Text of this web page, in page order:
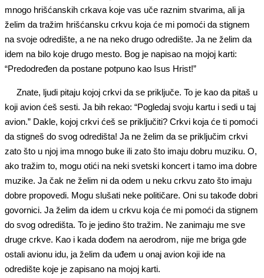
mnogo hrišćanskih crkava koje vas uče raznim stvarima, ali ja
želim da tražim hrišćansku crkvu koja će mi pomoći da stignem
na svoje odredište, a ne na neko drugo odredište. Ja ne želim da
idem na bilo koje drugo mesto. Bog je napisao na mojoj karti:
“Predodređen da postane potpuno kao Isus Hrist!”
Znate, ljudi pitaju kojoj crkvi da se priključe. To je kao da pitaš u
koji avion ćeš sesti. Ja bih rekao: “Pogledaj svoju kartu i sedi u taj
avion.” Dakle, kojoj crkvi ćeš se priključiti? Crkvi koja će ti pomoći
da stigneš do svog odredišta! Ja ne želim da se priključim crkvi
zato što u njoj ima mnogo buke ili zato što imaju dobru muziku. O,
ako tražim to, mogu otići na neki svetski koncert i tamo ima dobre
muzike. Ja čak ne želim ni da odem u neku crkvu zato što imaju
dobre propovedi. Mogu slušati neke političare. Oni su takođe dobri
govornici. Ja želim da idem u crkvu koja će mi pomoći da stignem
do svog odredišta. To je jedino što tražim. Ne zanimaju me sve
druge crkve. Kao i kada dođem na aerodrom, nije me briga gde
ostali avionu idu, ja želim da uđem u onaj avion koji ide na
odredište koje je zapisano na mojoj karti.